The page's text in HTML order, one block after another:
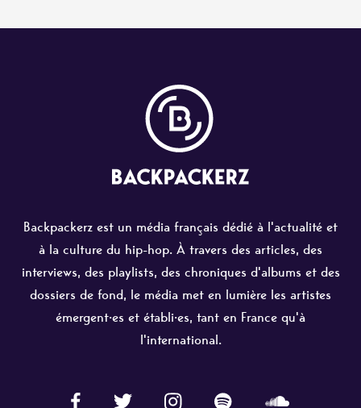
Backpackerz est un média français dédié à l'actualité et
à la culture du hip-hop. À travers des articles, des
interviews, des playlists, des chroniques d'albums et des
dossiers de fond, le média met en lumière les artistes
émergent·es et établi·es, tant en France qu'à
l'international.